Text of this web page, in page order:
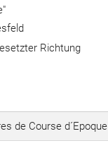
Richtung
de Course d´Epoque